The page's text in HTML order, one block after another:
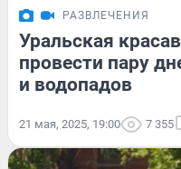
РАЗВЛЕЧЕНИЯ
Уральская
провести пару
и водопадов
21 мая, 2025, 19:00 7 355